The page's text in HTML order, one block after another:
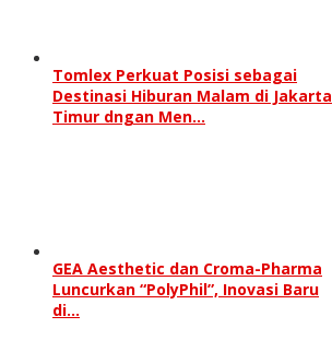
Tomlex Perkuat Posisi sebagai
Destinasi Hiburan Malam di Jakarta
Timur dngan Men…
GEA Aesthetic dan Croma-Pharma
Luncurkan “PolyPhil”, Inovasi Baru
di…